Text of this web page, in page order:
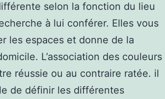
selon la fonction du lieu
à lui conférer. Elles vous
les espaces et donne de la
L’association des couleurs
réussie ou au contraire ratée. il
de définir les différentes